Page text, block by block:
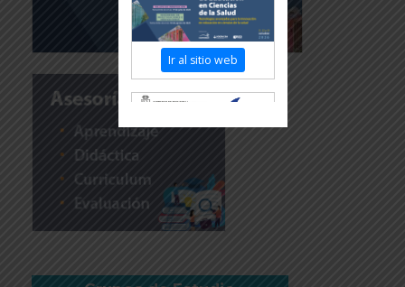
Ir al sitio web
Revisar más información